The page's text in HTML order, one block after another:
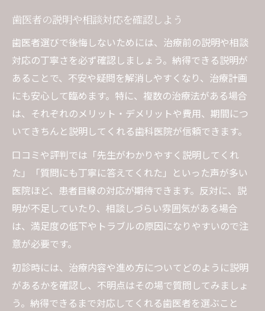
歯医者の説明や相談対応を確認しよう
歯医者選びで後悔しないためには、治療前の説明や相談
対応の丁寧さを必ず確認しましょう。納得できる説明が
あることで、不安や疑問を解消しやすくなり、治療計画
にも安心して臨めます。特に、複数の治療法がある場合
は、それぞれのメリット・デメリットや費用、期間につ
いてきちんと説明してくれる歯科医院が信頼できます。
口コミや評判では「先生がわかりやすく説明してくれ
た」「質問にも丁寧に答えてくれた」といった声が多い
医院ほど、患者目線の対応が期待できます。反対に、説
明が不足していたり、相談しづらい雰囲気がある場合
は、満足度の低下やトラブルの原因になりやすいので注
意が必要です。
初診時には、治療内容や進め方についてどのように説明
があるかを確認し、不明点はその場で質問してみましょ
う。納得できるまで対応してくれる歯医者を選ぶこと